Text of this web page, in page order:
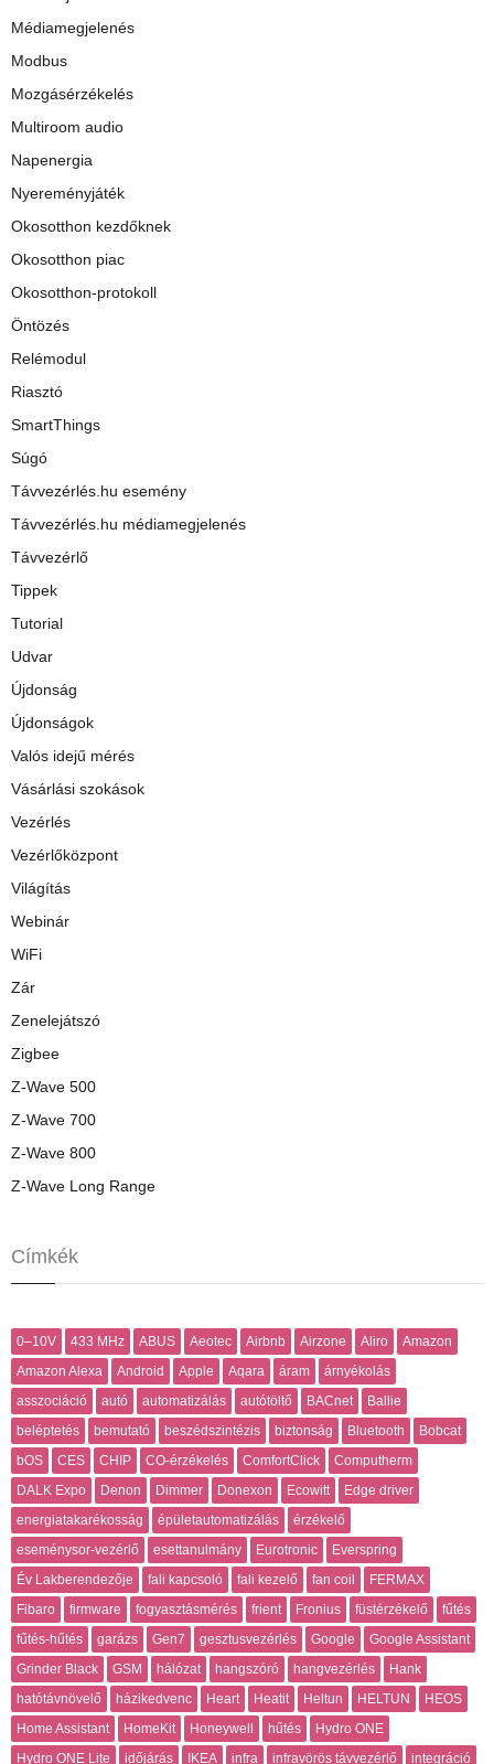
Médiamegjelenés
Modbus
Mozgásérzékelés
Multiroom audio
Napenergia
Nyereményjáték
Okosotthon kezdőknek
Okosotthon piac
Okosotthon-protokoll
Öntözés
Relémodul
Riasztó
SmartThings
Súgó
Távvezérlés.hu esemény
Távvezérlés.hu médiamegjelenés
Távvezérlő
Tippek
Tutorial
Udvar
Újdonság
Újdonságok
Valós idejű mérés
Vásárlási szokások
Vezérlés
Vezérlőközpont
Világítás
Webinár
WiFi
Zár
Zenelejátszó
Zigbee
Z-Wave 500
Z-Wave 700
Z-Wave 800
Z-Wave Long Range
Címkék
0–10V 433 MHz ABUS Aeotec Airbnb Airzone Aliro
Amazon
Amazon Alexa
Android Apple Aqara áram
árnyékolás
asszociáció
autó automatizálás autótöltő BACnet
Ballie
beléptetés
bemutató beszédszintézis biztonság Bluetooth
Bobcat
bOS
CES CHIP CO-érzékelés ComfortClick
Computherm
DALK Expo
Denon Dimmer Donexon Ecowitt
Edge driver
energiatakarékosság
épületautomatizálás
érzékelő
eseménysor-vezérlő
esettanulmány Eurotronic
Everspring
Év Lakberendezője
fali kapcsoló fali kezelő fan coil
FERMAX
Fibaro
firmware fogyasztásmérés frient Fronius füstérzékelő
fűtés
fűtés-hűtés
garázs Gen7 gesztusvezérlés Google
Google Assistant
Grinder Black
GSM hálózat hangszóró hangvezérlés
Hank
hatótávnövelő
házikedvenc Heart Heatit Heltun HELTUN
HEOS
Home Assistant
HomeKit Honeywell hűtés
Hydro ONE
Hydro ONE Lite
időjárás IKEA infra infravörös távvezérlő
integráció